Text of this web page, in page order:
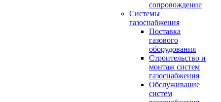
сопровождение
Системы
газоснабжения
Поставка
газового
оборудования
Строительство и
монтаж систем
газоснабжения
Обслуживание
систем